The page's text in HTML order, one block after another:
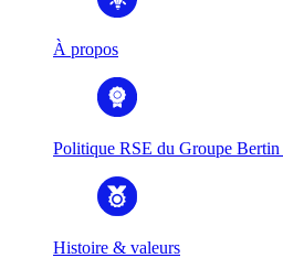
À propos
Politique RSE du Groupe Bertin
Histoire & valeurs